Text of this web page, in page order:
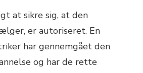
at sikre sig, at den
er autoriseret. En
har gennemgået den
og har de rette